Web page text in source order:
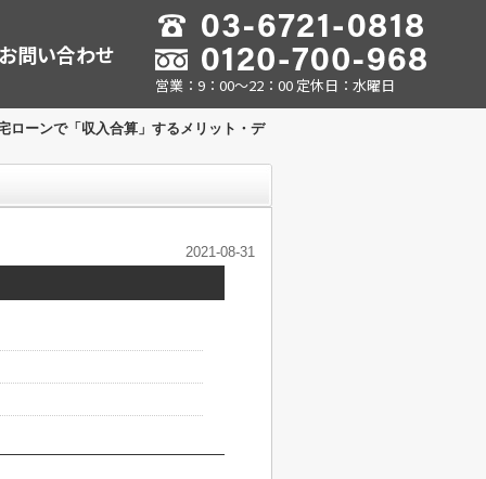
問い合わせ
営業：9：00～22：00 定休日：水曜日
ローンで「収入合算」するメリット・デ
2021-08-31